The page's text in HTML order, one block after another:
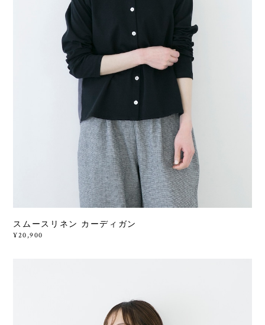
スムースリネン カーディガン
¥20,900